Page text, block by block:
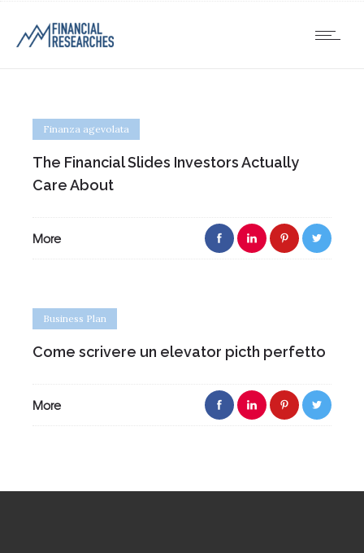
Finanza agevolata
The Financial Slides Investors Actually
Care About
More
Business Plan
Come scrivere un elevator picth perfetto
More